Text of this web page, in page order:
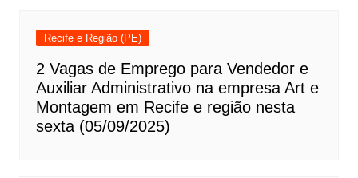
Recife e Região (PE)
2 Vagas de Emprego para Vendedor e
Auxiliar Administrativo na empresa Art e
Montagem em Recife e região nesta
sexta (05/09/2025)